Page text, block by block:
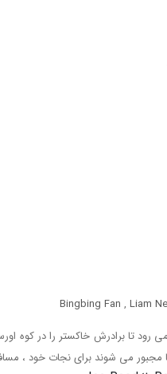
Bingbing Fan , Liam
رود تا برادرش خاکستر را در کوه
مجبور می شوند برای نجات خود ،